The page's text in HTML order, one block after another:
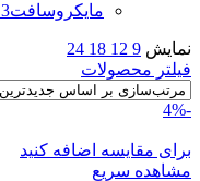
مایکروسافت3 محصول
نمایش 9
12
18
24
فیلتر محصولات
-4%
برای مقایسه اضافه کنید
مشاهده سریع